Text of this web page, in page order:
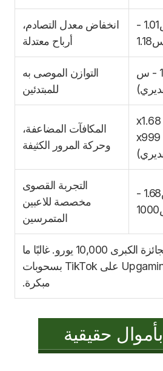
س1.01 -
انخفاض معدل التصادم،
أرباح معتدلة
س 1.19 - س
التوازن الموصى به
للمبتدئين
x999
المكافآت المضاعفة،
وحركة المرور الكثيفة
س1.68 -
التجربة القصوى
مخصصة للاعبين
المتمرسين
ملاحظة: تبلغ ذروة الجائزة الكبرى 10,000 يورو. غالبًا ما
تتميز استراتيجيات Upgaming على TikTok بسحوبات
مبكرة.
حقيقية